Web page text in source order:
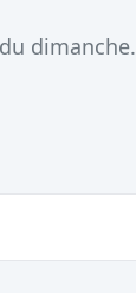
dimanche.